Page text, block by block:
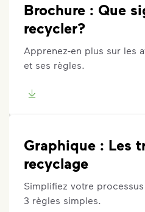
Brochure : Que
recycler?
Apprenez-en plus sur les
et ses règles.
Graphique : Les
recyclage
Simplifiez votre
3 règles simples.